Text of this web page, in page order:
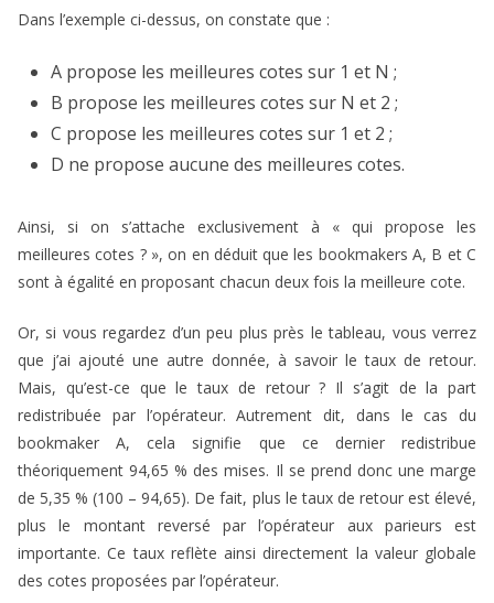
Dans l’exemple ci-dessus, on constate que :
A propose les meilleures cotes sur 1 et N ;
B propose les meilleures cotes sur N et 2 ;
C propose les meilleures cotes sur 1 et 2 ;
D ne propose aucune des meilleures cotes.
Ainsi, si on s’attache exclusivement à « qui propose les
meilleures cotes ? », on en déduit que les bookmakers A, B et C
sont à égalité en proposant chacun deux fois la meilleure cote.
Or, si vous regardez d’un peu plus près le tableau, vous verrez
que j’ai ajouté une autre donnée, à savoir le taux de retour.
Mais, qu’est-ce que le taux de retour ? Il s’agit de la part
redistribuée par l’opérateur. Autrement dit, dans le cas du
bookmaker A, cela signifie que ce dernier redistribue
théoriquement 94,65 % des mises. Il se prend donc une marge
de 5,35 % (100 – 94,65). De fait, plus le taux de retour est élevé,
plus le montant reversé par l’opérateur aux parieurs est
importante. Ce taux reflète ainsi directement la valeur globale
des cotes proposées par l’opérateur.